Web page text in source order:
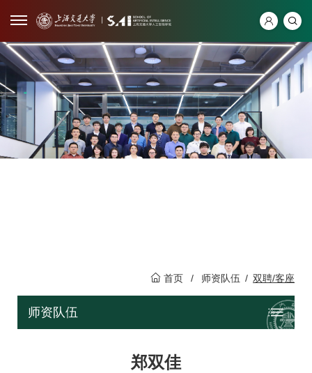
首页 / 师资队伍 / 双聘/客座
师资队伍
郑双佳